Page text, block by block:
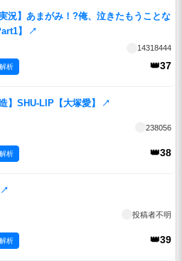
実況】あまがみ！?俺、泣きたもうことな
】
↗
14318444
👑37
解析
】SHU-LIP【大塚愛】 ↗
238056
👑38
解析
↗
投稿者不明
👑39
解析